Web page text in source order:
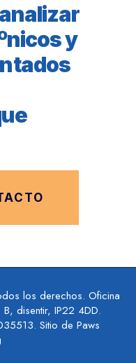
y
los derechos. Oficina
disentir, IP22 4DD.
Sitio de Paws